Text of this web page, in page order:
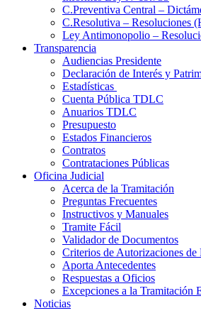
C.Preventiva Central –
C.Resolutiva – Resoluciones
Ley Antimonopolio –
Transparencia
Audiencias Presidente
Declaración de Interés y
Estadísticas
Cuenta Pública TDLC
Anuarios TDLC
Presupuesto
Estados Financieros
Contratos
Contrataciones Públicas
Oficina Judicial
Acerca de la Tramitación
Preguntas Frecuentes
Instructivos y Manuales
Tramite Fácil
Validador de Documentos
Criterios de Autorizaciones de
Aporta Antecedentes
Respuestas a Oficios
Excepciones a la Tramitación
Noticias